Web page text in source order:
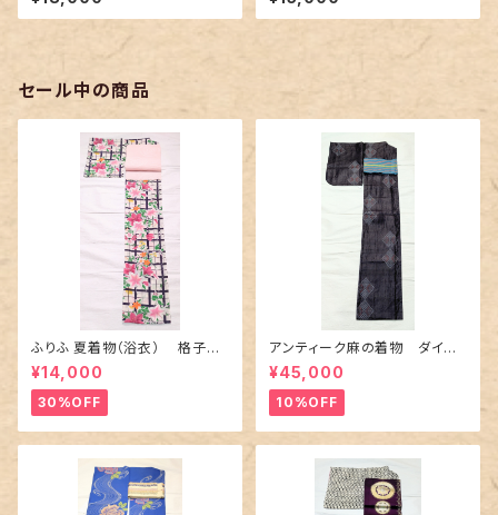
セール中の商品
ふりふ 夏着物（浴衣） 格子に
百合や秋草花
¥14,000
30%OFF
アンティーク麻の着物 ダイヤ
に市松柄の上布
¥45,000
10%OFF